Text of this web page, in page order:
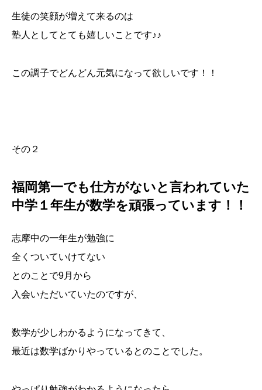
生徒の笑顔が増えて来るのは
塾人としてとても嬉しいことです♪♪
この調子でどんどん元気になって欲しいです！！
その２
福岡第一でも仕方がないと言われていた
中学１年生が数学を頑張っています！！
志摩中の一年生が勉強に
全くついていけてない
とのことで9月から
入会いただいていたのですが、
数学が少しわかるようになってきて、
最近は数学ばかりやっているとのことでした。